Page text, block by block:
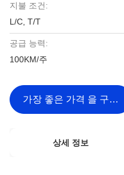
지불 조건:
L/C, T/T
공급 능력:
100KM/주
가장 좋은 가격 을 구하라
상세 정보